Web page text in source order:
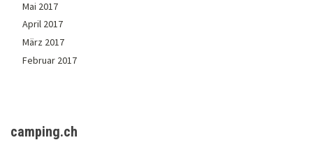
Mai 2017
April 2017
März 2017
Februar 2017
camping.ch